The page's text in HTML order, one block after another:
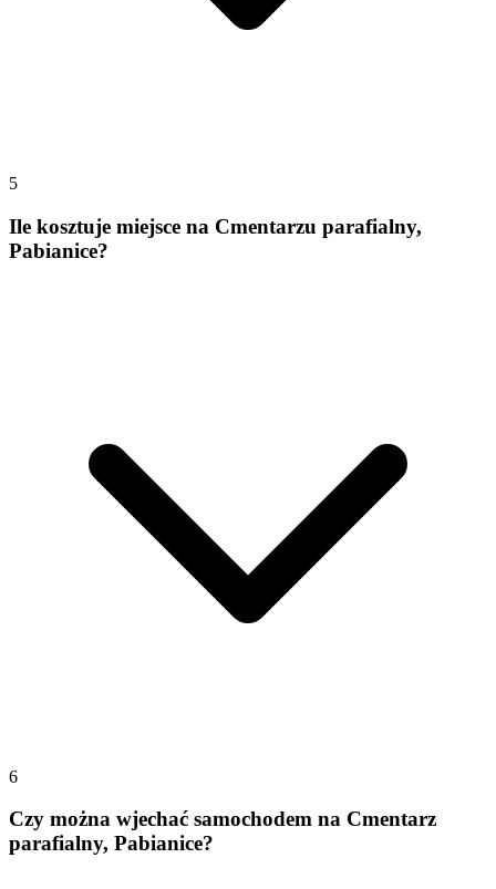
5
Ile kosztuje miejsce na Cmentarzu parafialny,
Pabianice?
6
Czy można wjechać samochodem na Cmentarz
parafialny, Pabianice?